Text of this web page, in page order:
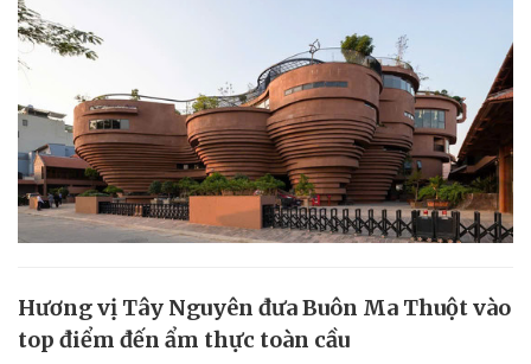
Hương vị Tây Nguyên đưa Buôn Ma Thuột vào
top điểm đến ẩm thực toàn cầu